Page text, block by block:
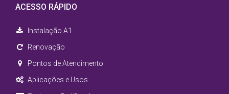
ACESSO RÁPIDO
Instalação A1
Renovação
Pontos de Atendimento
Aplicações e Usos